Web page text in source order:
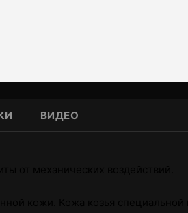
ВИДЕО